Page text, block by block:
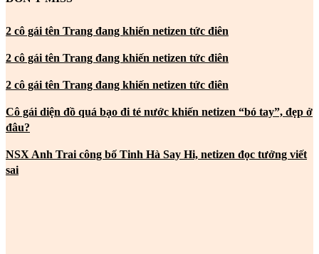
2 cô gái tên Trang đang khiến netizen tức điên
2 cô gái tên Trang đang khiến netizen tức điên
2 cô gái tên Trang đang khiến netizen tức điên
Cô gái diện đồ quá bạo đi té nước khiến netizen “bó tay”, đẹp ở
đâu?
NSX Anh Trai công bố Tinh Hà Say Hi, netizen đọc tưởng viết
sai